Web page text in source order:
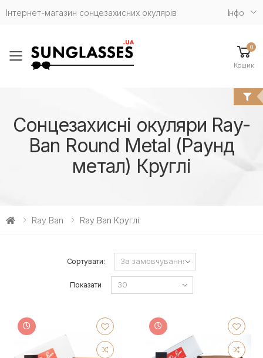
Інтернет-магазин сонцезахисних окулярів Iнфо
Toggle mobile menu
0
Кошик
Сонцезахисні окуляри Ray-
Ban Round Metal (Раунд
метал) Круглі
Ray Ban Ray Ban Круглі
Сортувати:
Показати